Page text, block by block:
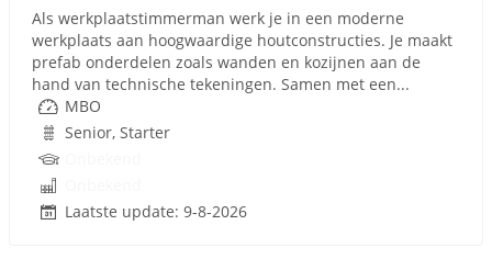
Als werkplaatstimmerman werk je in een moderne
werkplaats aan hoogwaardige houtconstructies. Je maakt
prefab onderdelen zoals wanden en kozijnen aan de
hand van technische tekeningen. Samen met een...
MBO
Senior, Starter
Laatste update: 9-8-2026